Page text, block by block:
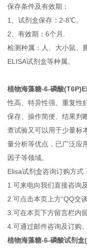
保存条件及有效期：
1、试剂盒保存：2-8℃。
2、有效期：6个月.
检测种属：人、大小鼠、
ELISA试剂盒等种属。
植物海藻糖-6-磷酸
性高、特异性强、重复性
保存、操作简便、结果判
查试验又可以用于少量标
量分析等优点，已广泛应
因子等领域。
Elisa试剂盒咨询订购方式：
1.可来电向我们直接咨询
2.可点击本页上方“QQ交
3.可在本页下方留言栏内
4.可通过邮件咨询及订购。
植物海藻糖-6-磷酸试剂